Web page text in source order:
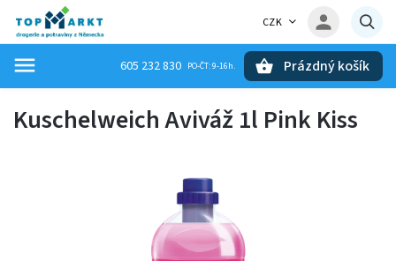
CZK
605 232 830 Prázdný košík
Kuschelweich Aviváž 1l Pink Kiss